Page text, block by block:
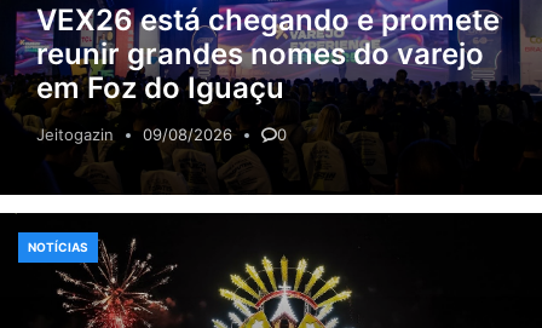
VEX26 está chegando e promete
reunir grandes nomes do varejo
em Foz do Iguaçu
Jeitogazin 09/08/2026 0
NOTÍCIAS